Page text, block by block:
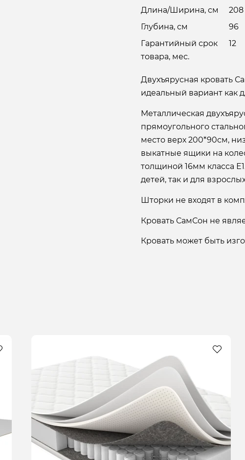
Длина/Ширина, см
208
Глубина, см
96
Гарантийный срок
товара, мес.
12
Двухъярусная кровать
идеальный вариант как
Металлическая
прямоугольного
место верх 200*90см,
выкатные ящики на
толщиной 16мм класса
детей, так и для
Шторки не входят в
Кровать СамСон не
Кровать может быть